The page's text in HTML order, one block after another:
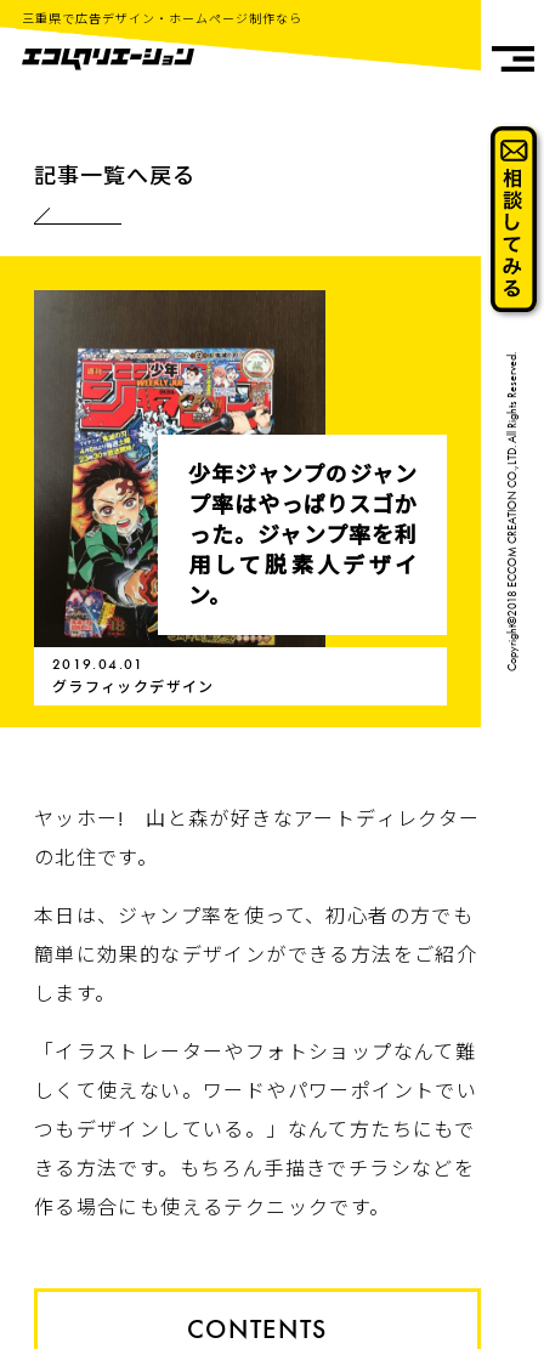
三重県で広告デザイン・ホームページ制作なら
記事一覧へ戻る
少年ジャンプのジャン
プ率はやっぱりスゴか
った。ジャンプ率を利
用して脱素人デザイ
ン。
2019.04.01
グラフィックデザイン
ヤッホー! 山と森が好きなアートディレクター
の北住です。
本日は、ジャンプ率を使って、初心者の方でも
簡単に効果的なデザインができる方法をご紹介
します。
「イラストレーターやフォトショップなんて難
しくて使えない。ワードやパワーポイントでい
つもデザインしている。」なんて方たちにもで
きる方法です。もちろん手描きでチラシなどを
作る場合にも使えるテクニックです。
CONTENTS
Copyright©2018 ECCOM CREATION CO.,LTD. All Rights Reserved.